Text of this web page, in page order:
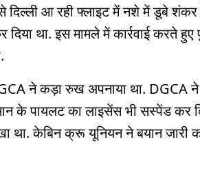
दिल्ली आ रही फ्लाइट में नशे में डूबे
दिया था. इस मामले में कार्रवाई करते
ने कड़ा रुख अपनाया था. DGCA
के पायलट का लाइसेंस भी सस्पेंड कर
था. केबिन क्रू यूनियन ने बयान जारी